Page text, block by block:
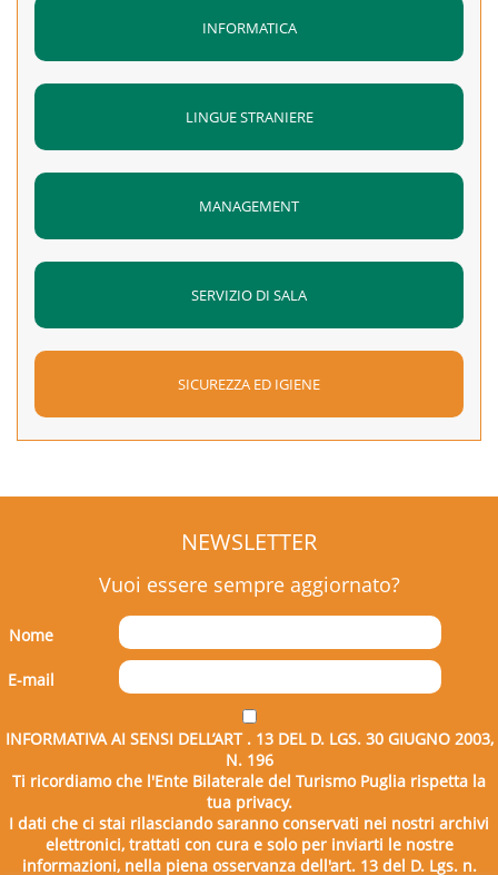
INFORMATICA
LINGUE STRANIERE
MANAGEMENT
SERVIZIO DI SALA
SICUREZZA ED IGIENE
NEWSLETTER
Vuoi essere sempre aggiornato?
Nome
E-mail
INFORMATIVA AI SENSI DELL’ART . 13 DEL D. LGS. 30 GIUGNO 2003,
N. 196
Ti ricordiamo che l'Ente Bilaterale del Turismo Puglia rispetta la
tua privacy.
I dati che ci stai rilasciando saranno conservati nei nostri archivi
elettronici, trattati con cura e solo per inviarti le nostre
informazioni, nella piena osservanza dell'art. 13 del D. Lgs. n.